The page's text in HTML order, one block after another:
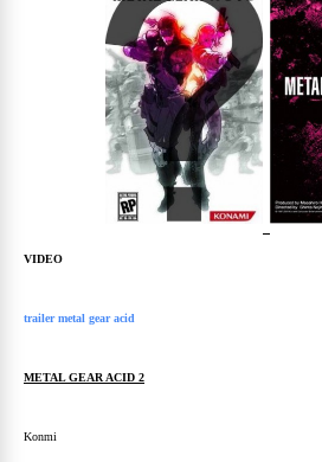
VIDEO
trailer metal gear acid
METAL GEAR ACID 2
Konmi